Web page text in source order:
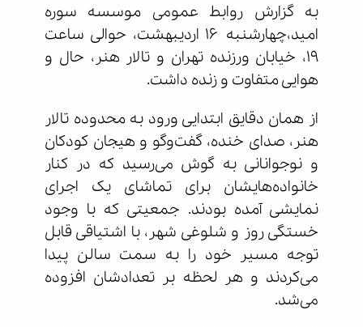
به گزارش روابط عمومی موسسه سوره
امید،چهارشنبه ۱۶ اردیبهشت، حوالی ساعت
۱۹، خیابان ورزنده تهران و تالار هنر، حال و
هوایی متفاوت و زنده داشت.
از همان دقایق ابتدایی ورود به محدوده تالار
هنر، صدای خنده، گفت‌وگو و هیجان کودکان
و نوجوانانی به گوش می‌رسید که در کنار
خانواده‌هایشان برای تماشای یک اجرای
نمایشی آمده بودند. جمعیتی که با وجود
خستگی روز و شلوغی شهر، با اشتیاقی قابل
توجه مسیر خود را به سمت سالن پیدا
می‌کردند و هر لحظه بر تعدادشان افزوده
می‌شد.